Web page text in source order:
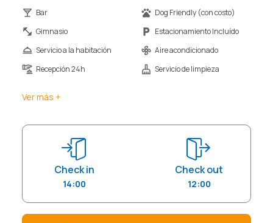
Bar
Dog Friendly (con costo)
Gimnasio
Estacionamiento Incluído
Servicio a la habitación
Aire acondicionado
Recepción 24h
Servicio de limpieza
Ver más +
Check in
14:00
Check out
12:00